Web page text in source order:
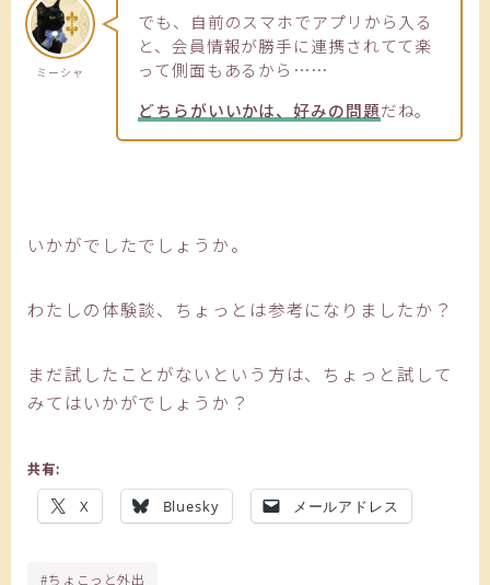
ミーシャ
でも、自前のスマホでアプリから入る
と、会員情報が勝手に連携されてて楽
って側面もあるから……
どちらがいいかは、好みの問題だね。
いかがでしたでしょうか。
わたしの体験談、ちょっとは参考になりましたか？
まだ試したことがないという方は、ちょっと試して
みてはいかがでしょうか？
共有:
X Bluesky メールアドレス
#ちょこっと外出